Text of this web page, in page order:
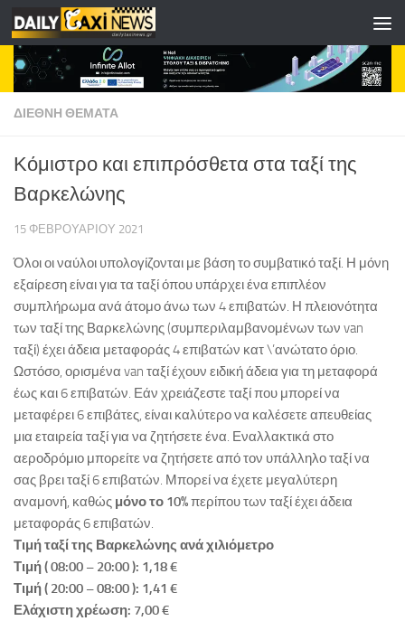
Skip to content
ΔΙΕΘΝΗ ΘΕΜΑΤΑ
Κόμιστρο και επιπρόσθετα στα ταξί της
Βαρκελώνης
15 ΦΕΒΡΟΥΑΡΊΟΥ 2021
Όλοι οι ναύλοι υπολογίζονται με βάση το συμβατικό ταξί. Η μόνη
εξαίρεση είναι για τα ταξί όπου υπάρχει ένα επιπλέον
συμπλήρωμα ανά άτομο άνω των 4 επιβατών. Η πλειονότητα
των ταξί της Βαρκελώνης (συμπεριλαμβανομένων των van
ταξί) έχει άδεια μεταφοράς 4 επιβατών κατ \’ανώτατο όριο.
Ωστόσο, ορισμένα van ταξί έχουν ειδική άδεια για τη μεταφορά
έως και 6 επιβατών. Εάν χρειάζεστε ταξί που μπορεί να
μεταφέρει 6 επιβάτες, είναι καλύτερο να καλέσετε απευθείας
μια εταιρεία ταξί για να ζητήσετε ένα. Εναλλακτικά στο
αεροδρόμιο μπορείτε να ζητήσετε από τον υπάλληλο ταξί να
σας βρει ταξί 6 επιβατών. Μπορεί να έχετε μεγαλύτερη
αναμονή, καθώς μόνο το 10%περίπου των ταξί έχει άδεια
μεταφοράς 6 επιβατών.
Τιμή ταξί της Βαρκελώνης ανά χιλιόμετρο
Τιμή ( 08:00 – 20:00 ): 1,18 €
Τιμή ( 20:00 – 08:00 ): 1,41 €
Ελάχιστη χρέωση: 7,00 €